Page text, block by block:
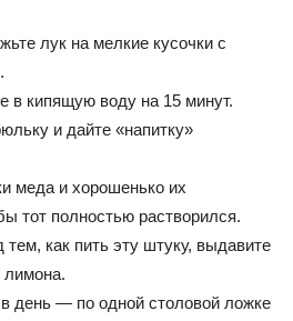
лук на мелкие кусочки с
в кипящую воду на 15 минут.
и дайте «напитку»
меда и хорошенько их
тот полностью растворился.
как пить эту штуку, выдавите
лимона.
день — по одной столовой ложке